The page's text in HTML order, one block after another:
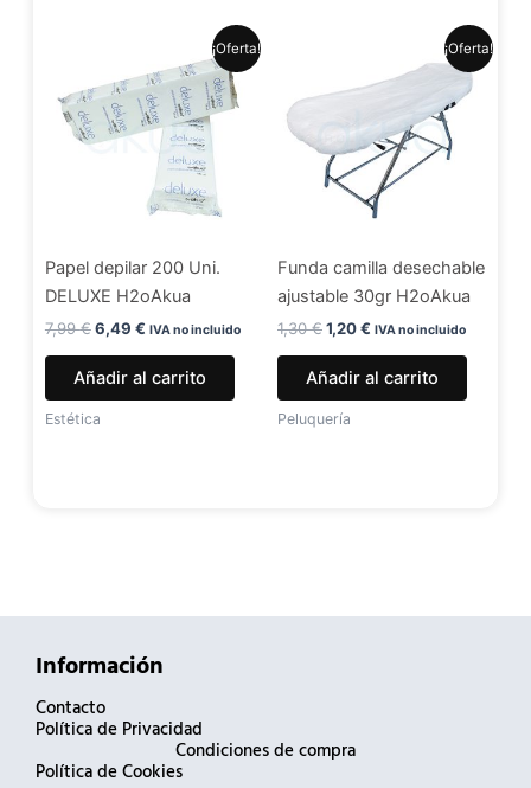
¡Oferta!
Papel depilar 200 Uni.
DELUXE H2oAkua
7,99€
original
era:
7,99 €.
6,49 €
precio
actual
es:
6,49 €.
IVA no incluido
Añadir al carrito
Estética
¡Oferta!
Funda camilla desechable
ajustable 30gr H2oAkua
1,30€
original
era:
1,20€
actual
1,20 €.
IVA no incluido
Añadir al carrito
Peluquería
Información
Contacto
Política de Privacidad
Condiciones de compra
Política de Cookies